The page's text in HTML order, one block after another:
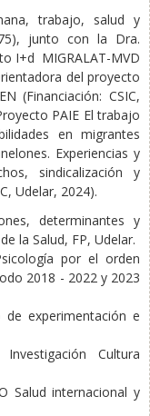
trabajo, salud y
junto con la Dra.
I+d MIGRALAT-MVD
del proyecto
(Financiación: CSIC,
PAIE El trabajo
en migrantes
Experiencias y
sindicalización y
Udelar, 2024).
determinantes y
la Salud, FP, Udelar.
por el orden
2018 - 2022 y 2023
experimentación e
Cultura
Salud internacional y